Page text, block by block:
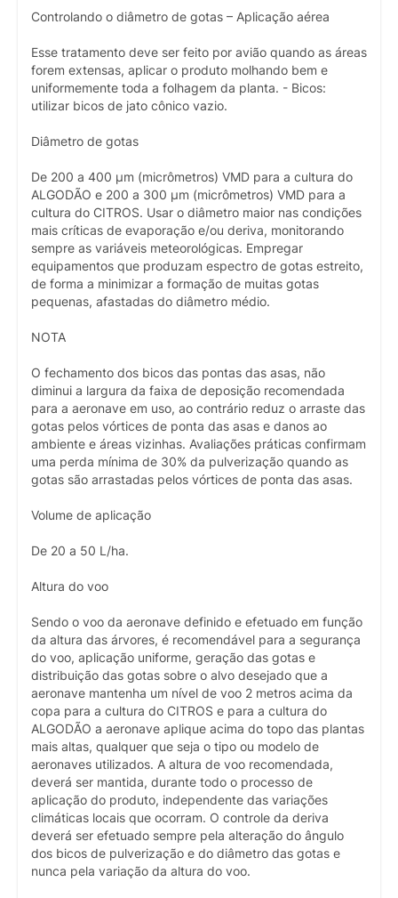
Controlando o diâmetro de gotas – Aplicação aérea
Esse tratamento deve ser feito por avião quando as áreas
forem extensas, aplicar o produto molhando bem e
uniformemente toda a folhagem da planta. - Bicos:
utilizar bicos de jato cônico vazio.
Diâmetro de gotas
De 200 a 400 µm (micrômetros) VMD para a cultura do
ALGODÃO e 200 a 300 µm (micrômetros) VMD para a
cultura do CITROS. Usar o diâmetro maior nas condições
mais críticas de evaporação e/ou deriva, monitorando
sempre as variáveis meteorológicas. Empregar
equipamentos que produzam espectro de gotas estreito,
de forma a minimizar a formação de muitas gotas
pequenas, afastadas do diâmetro médio.
NOTA
O fechamento dos bicos das pontas das asas, não
diminui a largura da faixa de deposição recomendada
para a aeronave em uso, ao contrário reduz o arraste das
gotas pelos vórtices de ponta das asas e danos ao
ambiente e áreas vizinhas. Avaliações práticas confirmam
uma perda mínima de 30% da pulverização quando as
gotas são arrastadas pelos vórtices de ponta das asas.
Volume de aplicação
De 20 a 50 L/ha.
Altura do voo
Sendo o voo da aeronave definido e efetuado em função
da altura das árvores, é recomendável para a segurança
do voo, aplicação uniforme, geração das gotas e
distribuição das gotas sobre o alvo desejado que a
aeronave mantenha um nível de voo 2 metros acima da
copa para a cultura do CITROS e para a cultura do
ALGODÃO a aeronave aplique acima do topo das plantas
mais altas, qualquer que seja o tipo ou modelo de
aeronaves utilizados. A altura de voo recomendada,
deverá ser mantida, durante todo o processo de
aplicação do produto, independente das variações
climáticas locais que ocorram. O controle da deriva
deverá ser efetuado sempre pela alteração do ângulo
dos bicos de pulverização e do diâmetro das gotas e
nunca pela variação da altura do voo.